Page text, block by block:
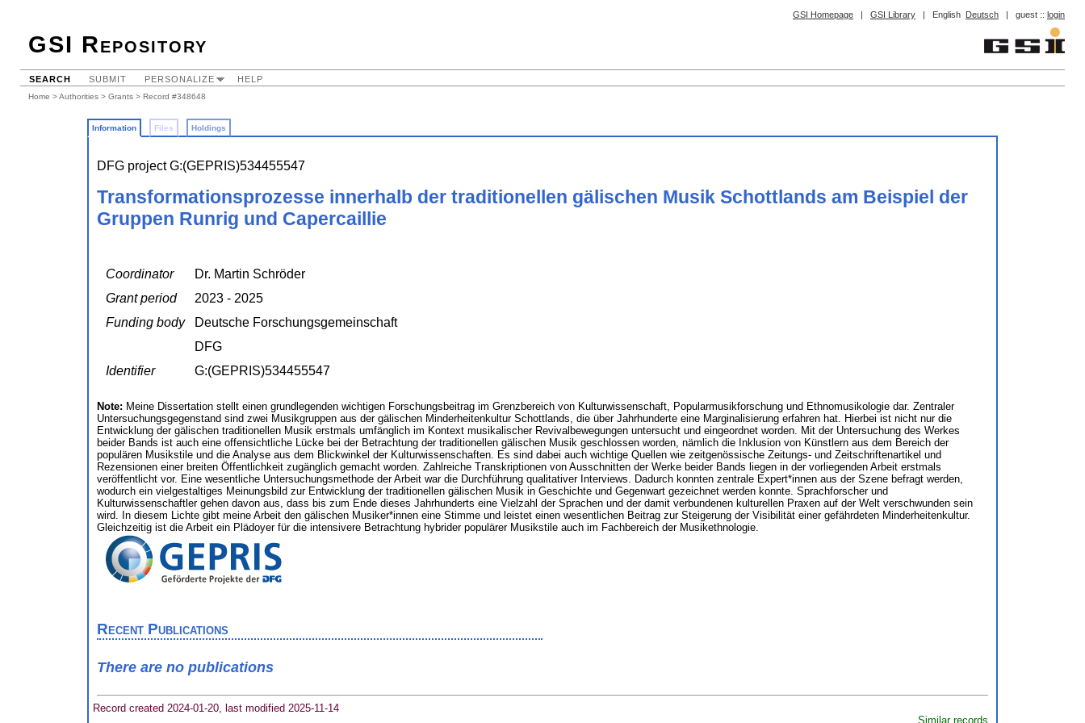
GSI Homepage | GSI Library | English Deutsch | guest :: login
GSI Repository
SEARCH SUBMIT PERSONALIZE HELP
Home >Authorities > Grants > Record #348648
Information Files Holdings
DFG project G:(GEPRIS)534455547
Transformationsprozesse innerhalb der traditionellen gälischen Musik Schottlands am Beispiel der
Gruppen Runrig und Capercaillie
Coordinator
Dr. Martin Schröder
Grant period
2023 - 2025
Funding body
Deutsche Forschungsgemeinschaft
DFG
Identifier
G:(GEPRIS)534455547
Note: Meine Dissertation stellt einen grundlegenden wichtigen Forschungsbeitrag im Grenzbereich von Kulturwissenschaft, Popularmusikforschung und Ethnomusikologie dar. Zentraler
Untersuchungsgegenstand sind zwei Musikgruppen aus der gälischen Minderheitenkultur Schottlands, die über Jahrhunderte eine Marginalisierung erfahren hat. Hierbei ist nicht nur die
Entwicklung der gälischen traditionellen Musik erstmals umfänglich im Kontext musikalischer Revivalbewegungen untersucht und eingeordnet worden. Mit der Untersuchung des Werkes
beider Bands ist auch eine offensichtliche Lücke bei der Betrachtung der traditionellen gälischen Musik geschlossen worden, nämlich die Inklusion von Künstlern aus dem Bereich der
populären Musikstile und die Analyse aus dem Blickwinkel der Kulturwissenschaften. Es sind dabei auch wichtige Quellen wie zeitgenössische Zeitungs- und Zeitschriftenartikel und
Rezensionen einer breiten Öffentlichkeit zugänglich gemacht worden. Zahlreiche Transkriptionen von Ausschnitten der Werke beider Bands liegen in der vorliegenden Arbeit erstmals
veröffentlicht vor. Eine wesentliche Untersuchungsmethode der Arbeit war die Durchführung qualitativer Interviews. Dadurch konnten zentrale Expert*innen aus der Szene befragt werden,
wodurch ein vielgestaltiges Meinungsbild zur Entwicklung der traditionellen gälischen Musik in Geschichte und Gegenwart gezeichnet werden konnte. Sprachforscher und
Kulturwissenschaftler gehen davon aus, dass bis zum Ende dieses Jahrhunderts eine Vielzahl der Sprachen und der damit verbundenen kulturellen Praxen auf der Welt verschwunden sein
wird. In diesem Lichte gibt meine Arbeit den gälischen Musiker*innen eine Stimme und leistet einen wesentlichen Beitrag zur Steigerung der Visibilität einer gefährdeten Minderheitenkultur.
Gleichzeitig ist die Arbeit ein Plädoyer für die intensivere Betrachtung hybrider populärer Musikstile auch im Fachbereich der Musikethnologie.
Recent Publications
There are no publications
Record created 2024-01-20, last modified 2025-11-14
Similar records